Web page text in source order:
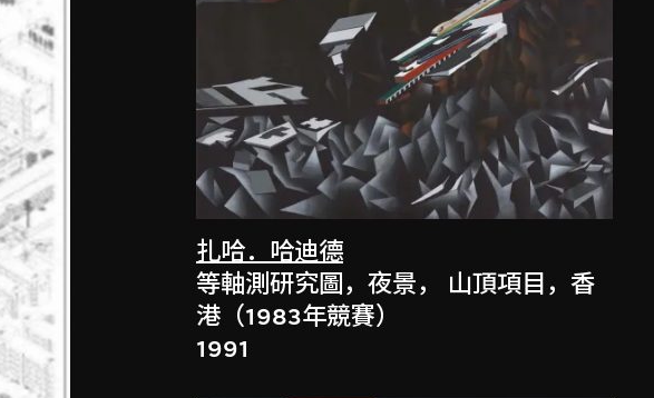
扎哈．哈迪德
等軸測研究圖，夜景， 山頂項目，香
港（1983年競賽）
1991